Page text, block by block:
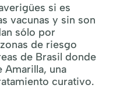
si es
vacunas y sin son
sólo por
de riesgo
de Brasil donde
Amarilla, una
curativo.